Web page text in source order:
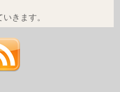
きます。